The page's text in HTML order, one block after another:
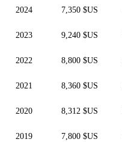
2024 7,350 $US
2023 9,240 $US
2022 8,800 $US
2021 8,360 $US
2020 8,312 $US
2019 7,800 $US